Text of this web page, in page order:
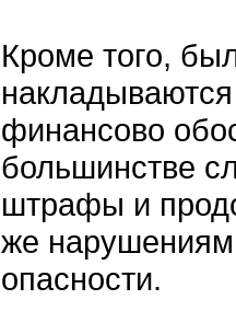
Кроме того,
финансово
большинстве
штрафы и
же
опасности.